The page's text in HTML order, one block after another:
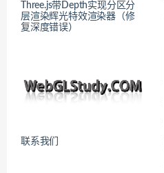
Three.js带Depth实现分区分
层渲染辉光特效渲染器（修
复深度错误）
联系我们